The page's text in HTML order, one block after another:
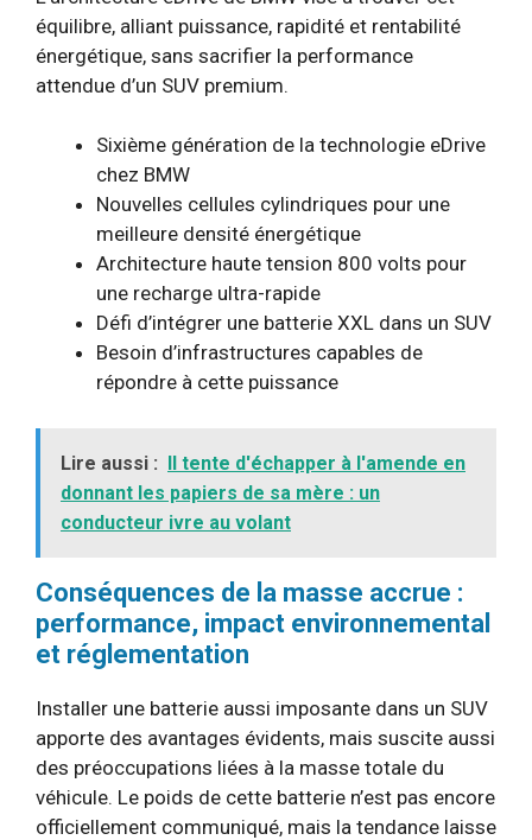
équilibre, alliant puissance, rapidité et rentabilité
énergétique, sans sacrifier la performance
attendue d’un SUV premium.
Sixième génération de la technologie eDrive
chez BMW
Nouvelles cellules cylindriques pour une
meilleure densité énergétique
Architecture haute tension 800 volts pour
une recharge ultra-rapide
Défi d’intégrer une batterie XXL dans un SUV
Besoin d’infrastructures capables de
répondre à cette puissance
Lire aussi : Il tente d'échapper à l'amende en
donnant les papiers de sa mère : un
conducteur ivre au volant
Conséquences de la masse accrue :
performance, impact environnemental
et réglementation
Installer une batterie aussi imposante dans un SUV
apporte des avantages évidents, mais suscite aussi
des préoccupations liées à la masse totale du
véhicule. Le poids de cette batterie n’est pas encore
officiellement communiqué, mais la tendance laisse